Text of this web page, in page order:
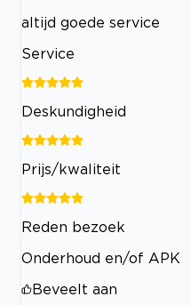
altijd goede service
Service
Deskundigheid
Prijs/kwaliteit
Reden bezoek
Onderhoud en/of APK
Beveelt aan